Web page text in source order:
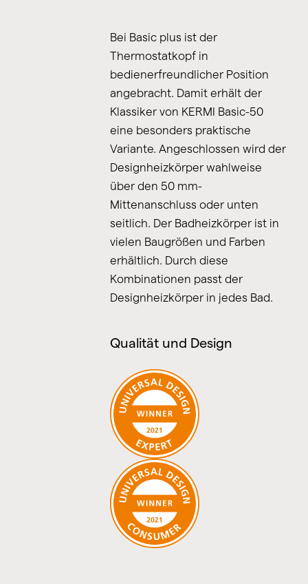
Bei Basic plus ist der
Thermostatkopf in
bedienerfreundlicher Position
angebracht. Damit erhält der
Klassiker von KERMI Basic-50
eine besonders praktische
Variante. Angeschlossen wird der
Designheizkörper wahlweise
über den 50 mm-
Mittenanschluss oder unten
seitlich. Der Badheizkörper ist in
vielen Baugrößen und Farben
erhältlich. Durch diese
Kombinationen passt der
Designheizkörper in jedes Bad.
Qualität und Design